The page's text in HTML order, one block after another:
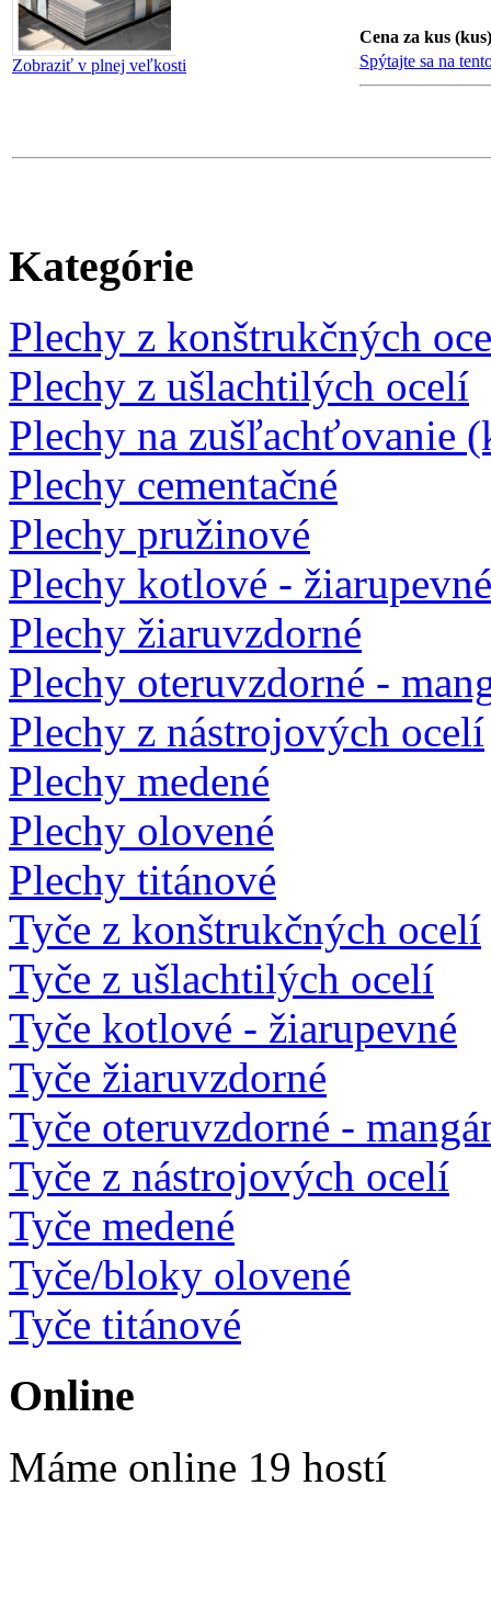
Zobraziť v plnej veľkosti
Cena za kus
Spýtajte sa na
Kategórie
Plechy z konštrukčných
Plechy z ušlachtilých ocelí
Plechy na zušľachťovanie
Plechy cementačné
Plechy pružinové
Plechy kotlové - žiarupevné
Plechy žiaruvzdorné
Plechy oteruvzdorné -
Plechy z nástrojových ocelí
Plechy medené
Plechy olovené
Plechy titánové
Tyče z konštrukčných ocelí
Tyče z ušlachtilých ocelí
Tyče kotlové - žiarupevné
Tyče žiaruvzdorné
Tyče oteruvzdorné -
Tyče z nástrojových ocelí
Tyče medené
Tyče/bloky olovené
Tyče titánové
Online
Máme online 19 hostí